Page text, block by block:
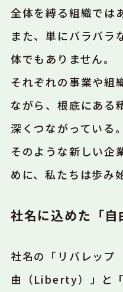
全体を縛る組織では
また、単にバラバラ
体でもありません。
それぞれの事業や組
ながら、根底にある
深くつながっている。
そのような新しい企
めに、私たちは歩み
社名に込めた「
社名の「リバレップ
由（Liberty）」と